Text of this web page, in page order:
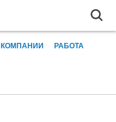
КОМПАНИИ
РАБОТА